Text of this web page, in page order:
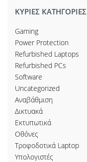
ΚΥΡΙΕΣ ΚΑΤΗΓΟΡΙΕΣ
Gaming
Power Protection
Refurbished Laptops
Refurbished PCs
Software
Uncategorized
Αναβάθμιση
Δικτυακά
Εκτυπωτικά
Οθόνες
Τροφοδοτικά Laptop
Υπολογιστές